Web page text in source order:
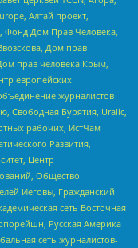
Алтай проект,
Фонд Дом Прав Человека,
Дом прав
прав человека Крым,
европейских
журналистов
Свободная Бурятия, Uralic,
рабочих, ИстЧам
Развития,
Центр
Общество
Иеговы, Гражданский
сеть Восточная
Русская Америка
сеть журналистов-